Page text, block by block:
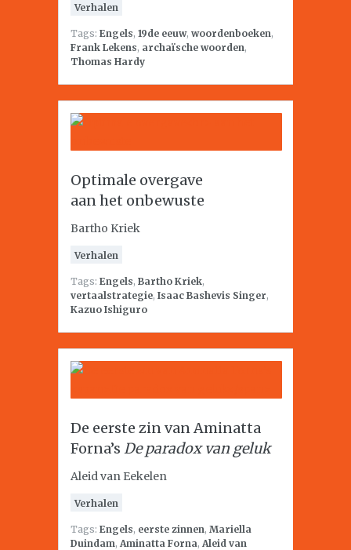
Verhalen
Tags: Engels, 19de eeuw, woordenboeken,
Frank Lekens, archaïsche woorden,
Thomas Hardy
Optimale overgave
aan het onbewuste
Bartho Kriek
Verhalen
Tags: Engels, Bartho Kriek,
vertaalstrategie, Isaac Bashevis Singer,
Kazuo Ishiguro
De eerste zin van Aminatta
Forna’s De paradox van geluk
Aleid van Eekelen
Verhalen
Tags: Engels, eerste zinnen, Mariella
Duindam, Aminatta Forna, Aleid van